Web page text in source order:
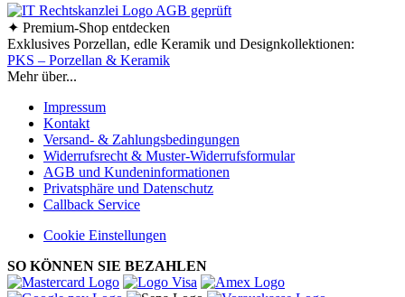
✦ Premium-Shop entdecken
Exklusives Porzellan, edle Keramik und Designkollektionen:
PKS – Porzellan & Keramik
Mehr über...
Impressum
Kontakt
Versand- & Zahlungsbedingungen
Widerrufsrecht & Muster-Widerrufsformular
AGB und Kundeninformationen
Privatsphäre und Datenschutz
Callback Service
Cookie Einstellungen
SO KÖNNEN SIE BEZAHLEN